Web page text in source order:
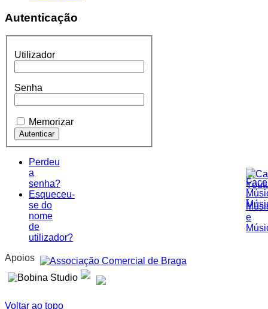
Autenticação
Utilizador
Senha
Memorizar
Perdeu
a
senha?
Esqueceu-
se do
nome
de
utilizador?
Apoios
Voltar ao topo